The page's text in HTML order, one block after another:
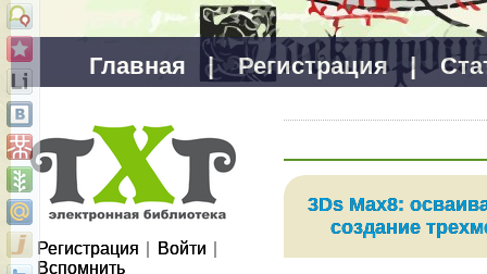
Главная | Регистрация |
Регистрация Войти
Вспомнить
3Ds Max8:
создание